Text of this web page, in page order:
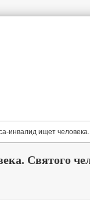
инвалид ищет
Святого